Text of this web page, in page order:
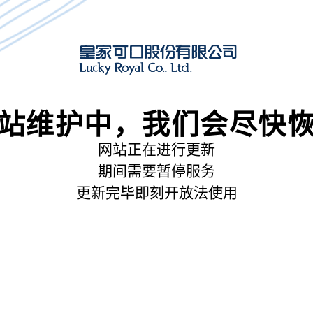
维护中，我们会尽快
网站正在进行更新
期间需要暂停服务
更新完毕即刻开放法使用